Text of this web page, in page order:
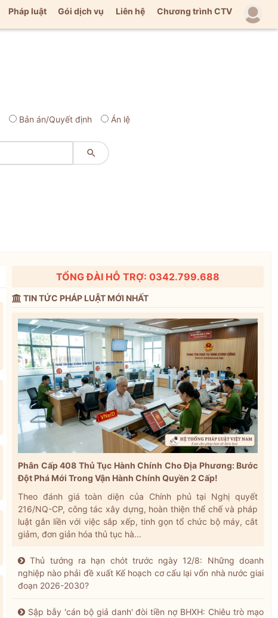
Pháp luật Gói dịch vụ Liên hệ Chương trình CTV
Bản án/Quyết định Án lệ

TỔNG ĐÀI HỖ TRỢ: 0342.799.688
TIN TỨC PHÁP LUẬT MỚI NHẤT
Phân Cấp 408 Thủ Tục Hành Chính Cho Địa Phương: Bước
Đột Phá Mới Trong Vận Hành Chính Quyền 2 Cấp!
Theo đánh giá toàn diện của Chính phủ tại Nghị quyết
216/NQ-CP, công tác xây dựng, hoàn thiện thể chế và pháp
luật gắn liền với việc sắp xếp, tinh gọn tổ chức bộ máy, cắt
giảm, đơn giản hóa thủ tục hà...
Thủ tướng ra hạn chót trước ngày 12/8: Những doanh
nghiệp nào phải đề xuất Kế hoạch cơ cấu lại vốn nhà nước giai
đoạn 2026-2030?
Sập bẫy 'cán bộ giả danh' đòi tiền nợ BHXH: Chiêu trò mạo